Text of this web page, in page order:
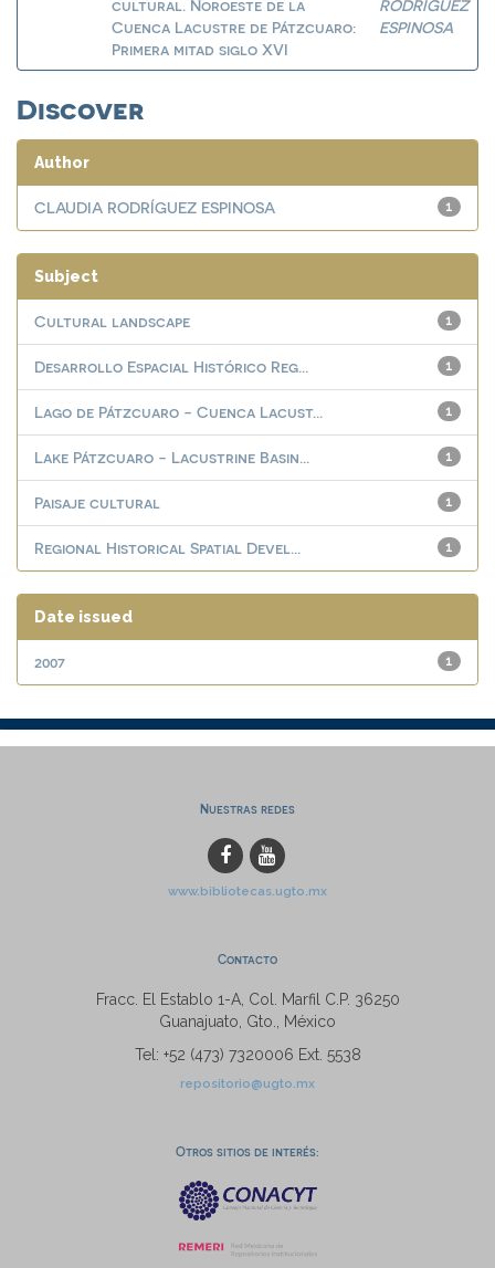
cultural. Noroeste de la
Cuenca Lacustre de Pátzcuaro:
Primera mitad siglo XVI
RODRÍGUEZ
ESPINOSA
Discover
Author
1
CLAUDIA RODRÍGUEZ ESPINOSA
Subject
1
Cultural landscape
1
Desarrollo Espacial Histórico Reg...
1
Lago de Pátzcuaro - Cuenca Lacust...
1
Lake Pátzcuaro - Lacustrine Basin...
1
Paisaje cultural
1
Regional Historical Spatial Devel...
Date issued
1
2007
Nuestras redes
www.bibliotecas.ugto.mx
Contacto
Fracc. El Establo 1-A, Col. Marfil C.P. 36250
Guanajuato, Gto., México
Tel: +52 (473) 7320006 Ext. 5538
repositorio@ugto.mx
Otros sitios de interés: